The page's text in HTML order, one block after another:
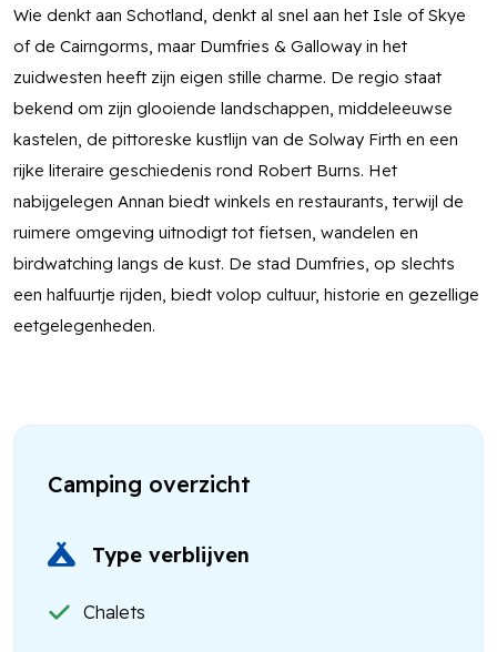
Wie denkt aan Schotland, denkt al snel aan het Isle of Skye
of de Cairngorms, maar Dumfries & Galloway in het
zuidwesten heeft zijn eigen stille charme. De regio staat
bekend om zijn glooiende landschappen, middeleeuwse
kastelen, de pittoreske kustlijn van de Solway Firth en een
rijke literaire geschiedenis rond Robert Burns. Het
nabijgelegen Annan biedt winkels en restaurants, terwijl de
ruimere omgeving uitnodigt tot fietsen, wandelen en
birdwatching langs de kust. De stad Dumfries, op slechts
een halfuurtje rijden, biedt volop cultuur, historie en gezellige
eetgelegenheden.
Camping overzicht
Type verblijven
Chalets